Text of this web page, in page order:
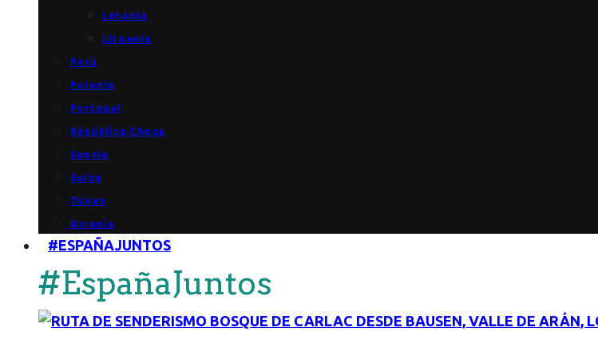
Letonia
Lituania
Perú
Polonia
Portugal
República Checa
Suecia
Suiza
Túnez
Ucrania
#ESPAÑAJUNTOS
#EspañaJuntos